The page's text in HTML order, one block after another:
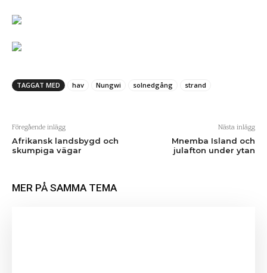
TAGGAT MED hav Nungwi solnedgång strand
Föregående inlägg
Afrikansk landsbygd och
skumpiga vägar
Nästa inlägg
Mnemba Island och
julafton under ytan
MER PÅ SAMMA TEMA